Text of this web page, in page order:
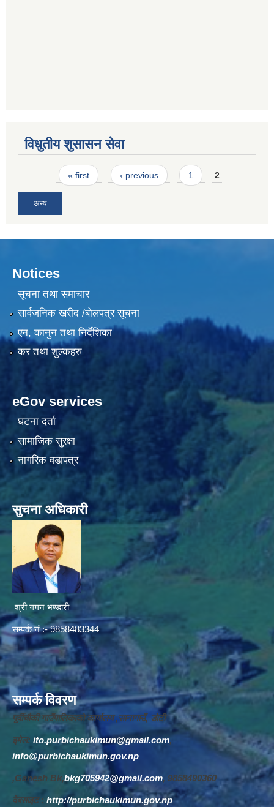
विधुतीय शुसासन सेवा
Pages« first ‹ previous 1 2
अन्य
Notices
सूचना तथा समाचार
सार्वजनिक खरीद /बोलपत्र सूचना
एन, कानुन तथा निर्देशिका
कर तथा शुल्कहरु
eGov services
घटना दर्ता
सामाजिक सुरक्षा
नागरिक वडापत्र
सुचना अधिकारी
श्री गगन भण्डारी
सम्पर्क नं :- 9858483344
सम्पर्क विवरण
पूर्वीचौकी गाउँपालिकाको कार्यालय ,सानागाउँ, डोटी
इमेल: ito.purbichaukimun@gmail.com,
info@purbichaukimun.gov.np
,Ganesh Bk,bkg705942@gmail.com, 9858490360
वेबसाइट : http://purbichaukimun.gov.np